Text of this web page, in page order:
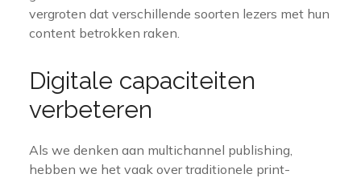
vergroten dat verschillende soorten lezers met hun
content betrokken raken.
Digitale capaciteiten
verbeteren
Als we denken aan multichannel publishing,
hebben we het vaak over traditionele print-